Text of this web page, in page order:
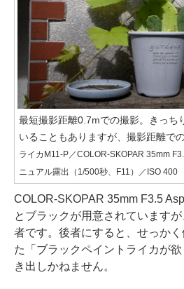
最短撮影距離0.7mでの撮影。きっち
いることもありますが、撮影距離で
ライカM11-P／COLOR-SKOPAR 35mm
ニュアル露出（1/500秒、F11）／ISO 400
COLOR-SKOPAR 35mm F3.5
とブラックが用意されています
者です。後者にすると、せっか
た「ブラックペイントライカが
き出しかねません。